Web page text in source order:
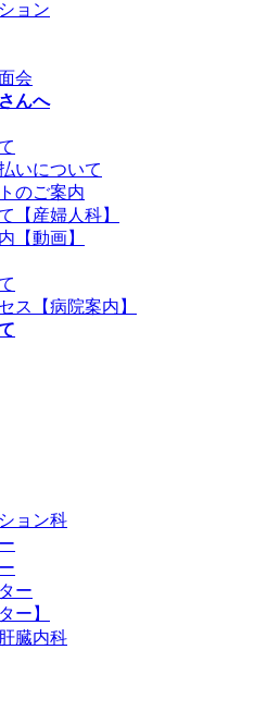
ョン
会
んへ
いについて
のご案内
【産婦人科】
【動画】
ス【病院案内】
ョン科
ー
ー】
臓内科